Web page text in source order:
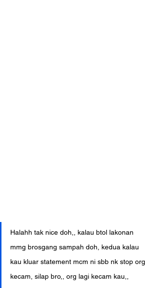
Halahh tak nice doh,, kalau btol lakonan
mmg brosgang sampah doh, kedua kalau
kau kluar statement mcm ni sbb nk stop org
kecam, silap bro,, org lagi kecam kau,,